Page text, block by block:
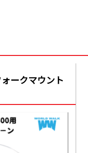
ークマウント